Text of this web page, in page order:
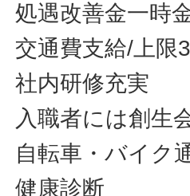
処遇改善金一時
交通費支給/上限
社内研修充実
入職者には創生
自転車・バイク
健康診断